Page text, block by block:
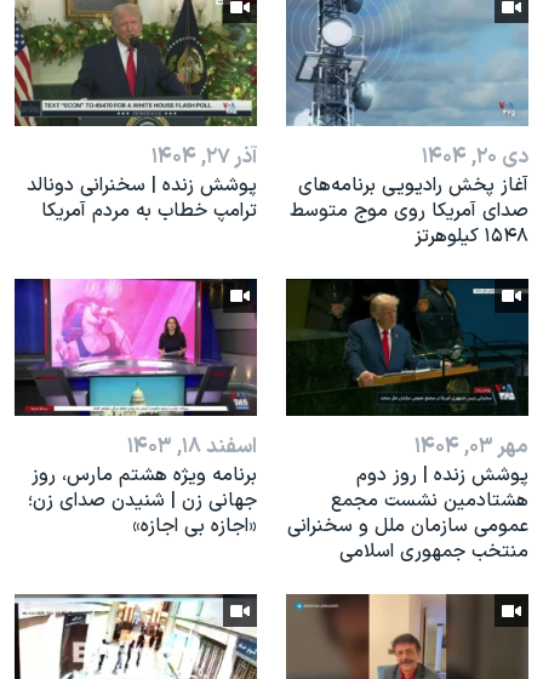
نرگس محمدی برنده جایزه نوبل صلح
همایش محافظه‌کاران آمریکا «سی‌پک»
سفر پرزیدنت ترامپ به چین
دی ۲۰, ۱۴۰۴
آغاز پخش رادیویی برنامه‌های
صدای آمریکا روی موج متوسط
۱۵۴۸ کیلوهرتز
آذر ۲۷, ۱۴۰۴
پوشش زنده | سخنرانی دونالد
ترامپ خطاب به مردم آمریکا
مهر ۰۳, ۱۴۰۴
پوشش زنده | روز دوم
هشتادمین نشست مجمع
عمومی سازمان ملل و سخنرانی
منتخب جمهوری اسلامی
اسفند ۱۸, ۱۴۰۳
برنامه ویژه هشتم مارس، روز
جهانی زن | شنیدن صدای زن؛
«اجازه بی اجازه»